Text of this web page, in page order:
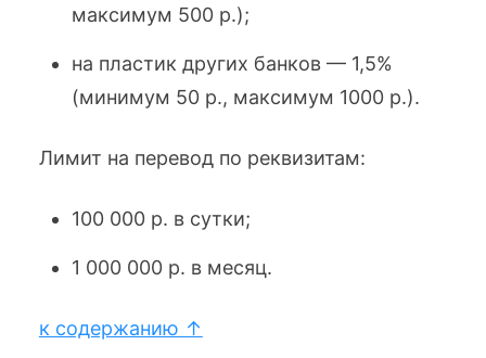
максимум 500 р.);
на пластик других банков — 1,5%
(минимум 50 р., максимум 1000 р.).
Лимит на перевод по реквизитам:
100 000 р. в сутки;
1 000 000 р. в месяц.
к содержанию ↑